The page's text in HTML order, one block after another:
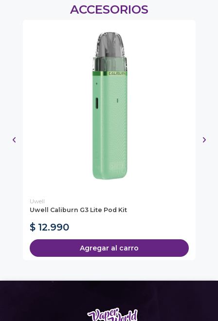
ACCESORIOS
Uwell
Uwell Caliburn G3 Lite Pod Kit
$ 12.990
Agregar al carro